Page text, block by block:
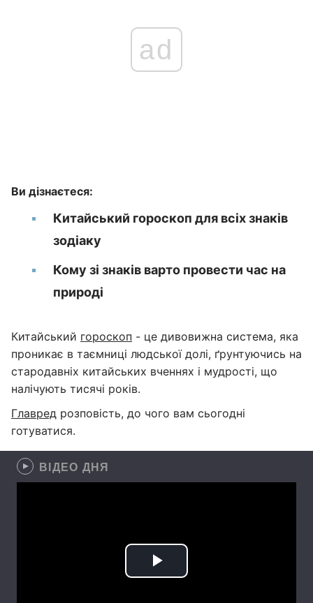
ad
Ви дізнаєтеся:
Китайський гороскоп для всіх знаків
зодіаку
Кому зі знаків варто провести час на
природі
Китайський гороскоп - це дивовижна система, яка
проникає в таємниці людської долі, ґрунтуючись на
стародавніх китайських вченнях і мудрості, що
налічують тисячі років.
Главред розповість, до чого вам сьогодні
готуватися.
ВІДЕО ДНЯ